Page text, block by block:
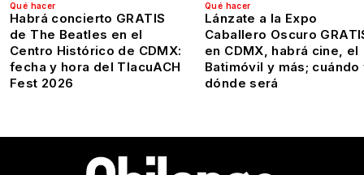
Qué hacer
Habrá concierto GRATIS
de The Beatles en el
Centro Histórico de CDMX:
fecha y hora del TlacuACH
Fest 2026
Qué hacer
Lánzate a la Expo
Caballero Oscuro
en CDMX, habrá cine, el
Batimóvil y más; cuándo
dónde será